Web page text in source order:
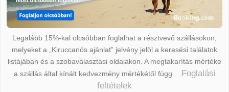
Legalább 15%-kal olcsóbban foglalhat a résztvevő szállásokon,
melyeket a „Kiruccanós ajánlat” jelvény jelöl a keresési találatok
listájában és a szobaválasztási oldalakon. A megtakarítás mértéke
a szállás által kínált kedvezmény mértékétől függ.
Foglalási
feltételek